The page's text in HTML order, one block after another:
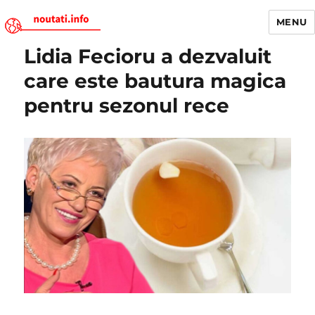
Noutati.Info
MENU
Lidia Fecioru a dezvaluit
care este bautura magica
pentru sezonul rece